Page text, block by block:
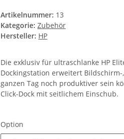
Artikelnummer: 13
Kategorie: Zubehör
Hersteller: HP
Die exklusiv für ultraschlanke HP
Dockingstation erweitert
ganzen Tag noch produktiver sein
Click-Dock mit seitlichem Einschub.
Option